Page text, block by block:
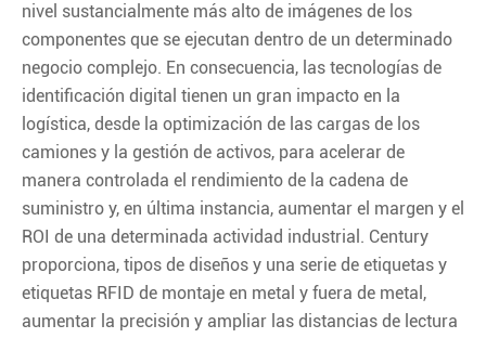
nivel sustancialmente más alto de imágenes de los
componentes que se ejecutan dentro de un determinado
negocio complejo. En consecuencia, las tecnologías de
identificación digital tienen un gran impacto en la
logística, desde la optimización de las cargas de los
camiones y la gestión de activos, para acelerar de
manera controlada el rendimiento de la cadena de
suministro y, en última instancia, aumentar el margen y el
ROI de una determinada actividad industrial. Century
proporciona, tipos de diseños y una serie de etiquetas y
etiquetas RFID de montaje en metal y fuera de metal,
aumentar la precisión y ampliar las distancias de lectura